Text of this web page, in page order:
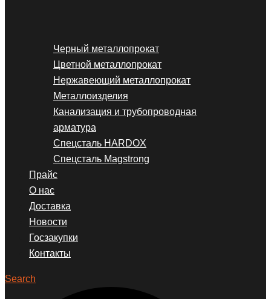
Черный металлопрокат
Цветной металлопрокат
Нержавеющий металлопрокат
Металлоизделия
Канализация и трубопроводная
арматура
Спецсталь HARDOX
Спецсталь Magstrong
Прайс
О нас
Доставка
Новости
Госзакупки
Контакты
Search